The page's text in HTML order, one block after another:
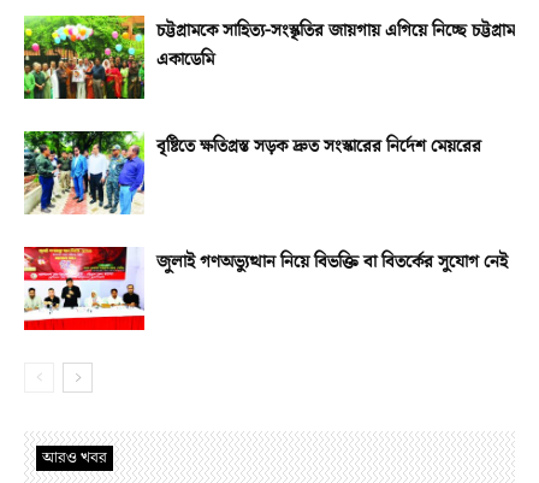
চট্টগ্রামকে সাহিত্য-সংস্কৃতির জায়গায় এগিয়ে নিচ্ছে চট্টগ্রাম
একাডেমি
বৃষ্টিতে ক্ষতিগ্রস্ত সড়ক দ্রুত সংস্কারের নির্দেশ মেয়রের
জুলাই গণঅভ্যুত্থান নিয়ে বিভক্তি বা বিতর্কের সুযোগ নেই
আরও খবর